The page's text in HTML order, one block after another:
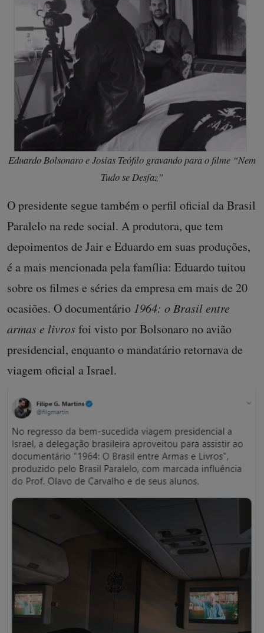
Eduardo Bolsonaro e Josias Teófilo gravando para o filme “Nem
Tudo se Desfaz”
O presidente segue também o perfil oficial da Brasil
Paralelo na rede social. A produtora, que tem
depoimentos de Jair e Eduardo em suas produções,
é a mais mencionada pela família: Eduardo tuitou
sobre os filmes e séries da empresa em mais de 20
ocasiões. O documentário 1964: o Brasil entre
armas e livrosfoi visto por Bolsonaro no avião
presidencial, enquanto o mandatário retornava de
viagem oficial a Israel.